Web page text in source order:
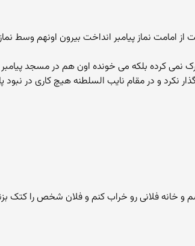
امامت نماز پیامبر انداخت بیرون اونهم وسط
کرده بلکه می خونده اون هم در مسجد
نکرد و در مقام نایب السلطنه هیچ کاری در نبود
خانه فلانی رو خراب کنم و فلان شخص را کتک